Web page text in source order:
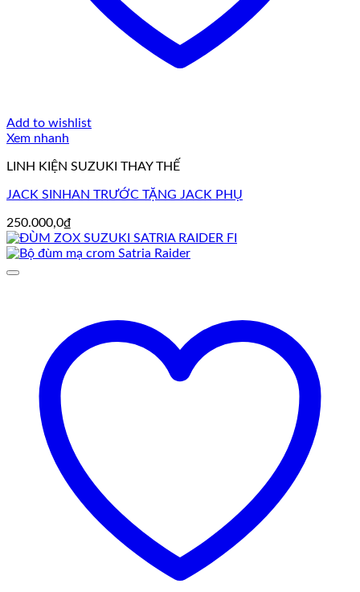
Add to wishlist
Xem nhanh
LINH KIỆN SUZUKI THAY THẾ
JACK SINHAN TRƯỚC TẶNG JACK PHỤ
250.000,0₫